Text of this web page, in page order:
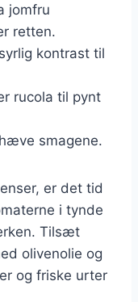
jomfru
retten.
kontrast til
rucola til pynt
smagene.
er det tid
i tynde
Tilsæt
olivenolie og
og friske urter